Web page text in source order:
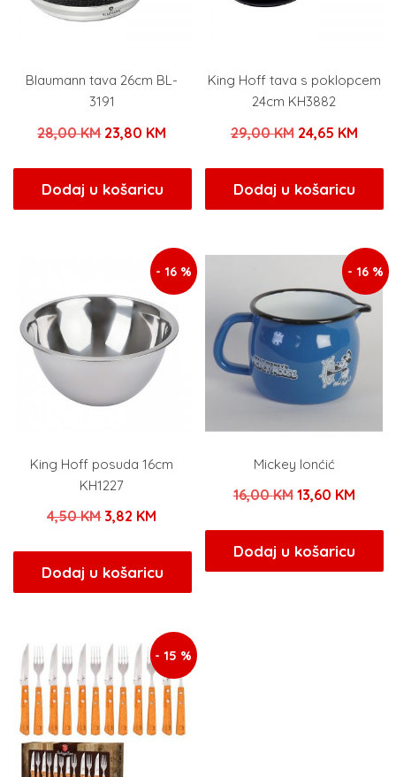
Blaumann tava 26cm BL-
3191
28,00KM Izvorna
bila
je:
23,80 KM
23,80 KM.
Dodaj u košaricu
King Hoff tava s poklopcem
24cm KH3882
29,00KM Izvorna
bila
je:
24,65 KM
24,65
Dodaj u košaricu
- 16 %
King Hoff posuda 16cm
KH1227
4,50KM Izvorna
bila
je:
3,82 KM
je:
3,82 KM.
Dodaj u košaricu
- 16 %
Mickey lonćić
16,00KM Izvorna
bila
je:
13,60 KM
je:
13,60
Dodaj u košaricu
- 15 %